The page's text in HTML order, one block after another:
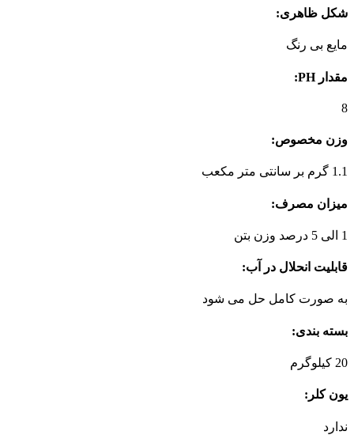
شکل ظاهری:
مایع بی رنگ
مقدار PH:
8
وزن مخصوص:
1.1 گرم بر سانتی متر مکعب
میزان مصرف:
1 الی 5 درصد وزن بتن
قابلیت انحلال در آب:
به صورت کامل حل می شود
بسته بندی:
20 کیلوگرم
یون کلر:
ندارد